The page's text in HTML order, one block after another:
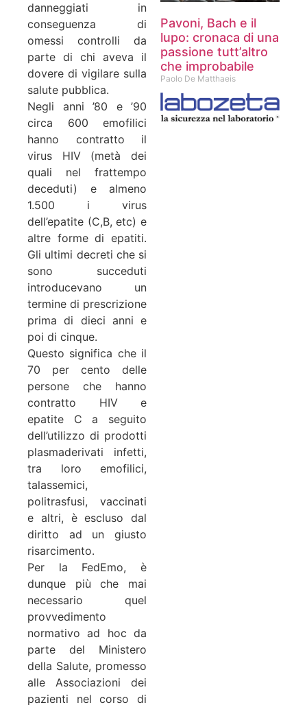
danneggiati in
conseguenza di
omessi controlli da
parte di chi aveva il
dovere di vigilare sulla
salute pubblica.
Negli anni ’80 e ’90
circa 600 emofilici
hanno contratto il
virus HIV (metà dei
quali nel frattempo
deceduti) e almeno
1.500 i virus
dell’epatite (C,B, etc) e
altre forme di epatiti.
Gli ultimi decreti che si
sono succeduti
introducevano un
termine di prescrizione
prima di dieci anni e
poi di cinque.
Questo significa che il
70 per cento delle
persone che hanno
contratto HIV e
epatite C a seguito
dell’utilizzo di prodotti
plasmaderivati infetti,
tra loro emofilici,
talassemici,
politrasfusi, vaccinati
e altri, è escluso dal
diritto ad un giusto
risarcimento.
Per la FedEmo, è
dunque più che mai
necessario quel
provvedimento
normativo ad hoc da
parte del Ministero
della Salute, promesso
alle Associazioni dei
pazienti nel corso di
Pavoni, Bach e il
lupo: cronaca di una
passione tutt’altro
che improbabile
Paolo De Matthaeis